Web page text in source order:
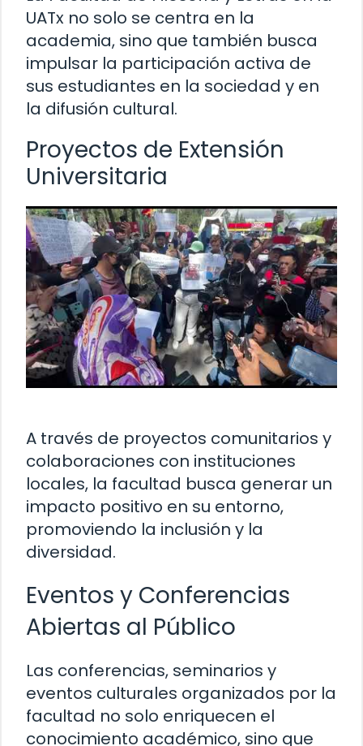
UATx no solo se centra en la
academia, sino que también busca
impulsar la participación activa de
sus estudiantes en la sociedad y en
la difusión cultural.
Proyectos de Extensión
Universitaria
A través de proyectos comunitarios y
colaboraciones con instituciones
locales, la facultad busca generar un
impacto positivo en su entorno,
promoviendo la inclusión y la
diversidad.
Eventos y Conferencias
Abiertas al Público
Las conferencias, seminarios y
eventos culturales organizados por la
facultad no solo enriquecen el
conocimiento académico, sino que